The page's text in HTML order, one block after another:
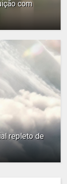
com
repleto de